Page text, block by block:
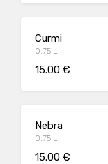
Curmi
0.75 L
15.00 €
Nebra
0.75 L
15.00 €